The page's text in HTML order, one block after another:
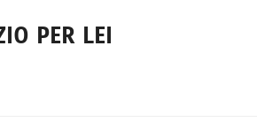
PER LEI